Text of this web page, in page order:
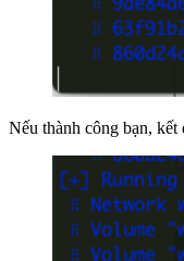
Nếu thành công bạn,